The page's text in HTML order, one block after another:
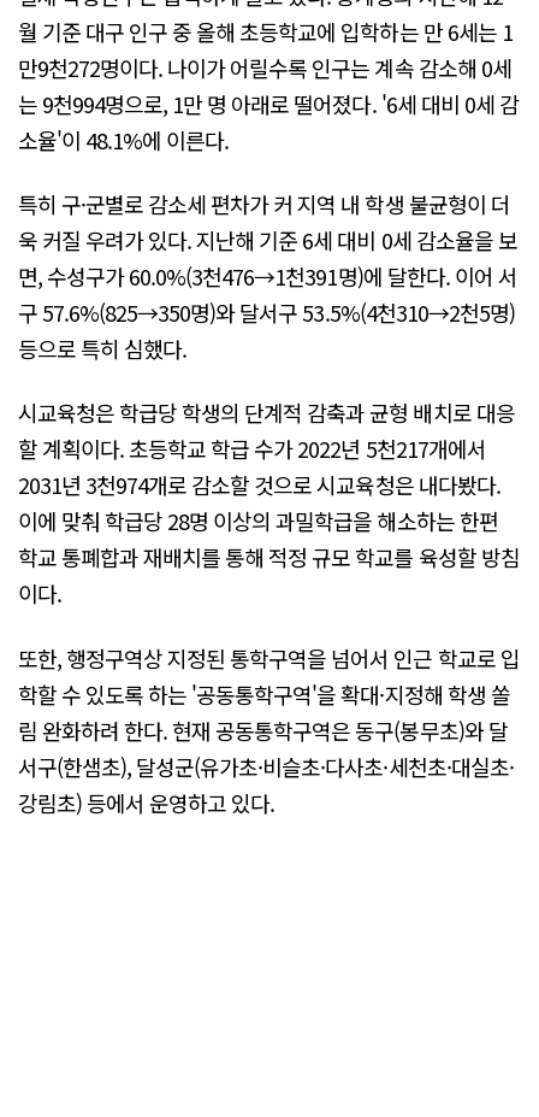
월 기준 대구 인구 중 올해 초등학교에 입학하는 만 6세는 1
만9천272명이다. 나이가 어릴수록 인구는 계속 감소해 0세
는 9천994명으로, 1만 명 아래로 떨어졌다. '6세 대비 0세 감
소율'이 48.1%에 이른다.
특히 구·군별로 감소세 편차가 커 지역 내 학생 불균형이 더
욱 커질 우려가 있다. 지난해 기준 6세 대비 0세 감소율을 보
면, 수성구가 60.0%(3천476→1천391명)에 달한다. 이어 서
구 57.6%(825→350명)와 달서구 53.5%(4천310→2천5명)
등으로 특히 심했다.
시교육청은 학급당 학생의 단계적 감축과 균형 배치로 대응
할 계획이다. 초등학교 학급 수가 2022년 5천217개에서
2031년 3천974개로 감소할 것으로 시교육청은 내다봤다.
이에 맞춰 학급당 28명 이상의 과밀학급을 해소하는 한편
학교 통폐합과 재배치를 통해 적정 규모 학교를 육성할 방침
이다.
또한, 행정구역상 지정된 통학구역을 넘어서 인근 학교로 입
학할 수 있도록 하는 '공동통학구역'을 확대·지정해 학생 쏠
림 완화하려 한다. 현재 공동통학구역은 동구(봉무초)와 달
서구(한샘초), 달성군(유가초·비슬초·다사초·세천초·대실초·
강림초) 등에서 운영하고 있다.